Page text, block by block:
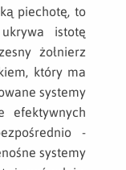
piechotę, to
istotę
żołnierz
który ma
systemy
efektywnych
-
systemy